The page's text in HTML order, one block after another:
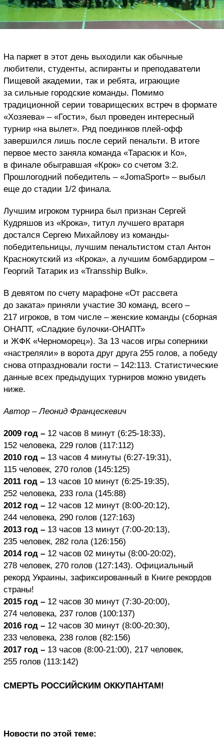
На паркет в этот день выходили как обычные
любители, студенты, аспиранты и преподаватели
Пищевой академии, так и ребята, играющие
за сильные городские команды. Помимо
традиционной серии товарищеских встреч в формате
«Хозяева» – «Гости», был проведен интересный
турнир «на вылет». Ряд поединков плей-офф
завершился лишь после серий пенальти. В итоге
первое место заняла команда «Тарасюк и Ко»,
в финале обыгравшая «Крок» со счетом 3:2.
Прошлогодний победитель – «JomaSport» – выбыл
еще до стадии 1/2 финала.
Лучшим игроком турнира был признан Сергей
Кудряшов из «Крока», титул лучшего вратаря
достался Сергею Михайлову из команды-
победительницы, лучшим пенальтистом стал Антон
Краснокутский из «Крока», а лучшим бомбардиром –
Георгий Татарик из «Transship Bulk».
В девятом по счету марафоне «От рассвета
до заката» приняли участие 30 команд, всего –
217 игроков, в том числе – женские команды (сборная
ОНАПТ, «Сладкие булочки-ОНАПТ»
и ЖФК «Черноморец»). За 13 часов игры соперники
«настреляли» в ворота друг друга 255 голов, а победу
снова отпраздновали гости – 142:113. Статистические
данные всех предыдущих турниров можно увидеть
ниже.
Автор – Леонид Францескевич
2009 год – 12 часов 8 минут (6:25-18:33),
152 человека, 229 голов (117:112)
2010 год – 13 часов 4 минуты (6:27-19:31),
115 человек, 270 голов (145:125)
2011 год – 13 часов 10 минут (6:25-19:35),
252 человека, 233 гола (145:88)
2012 год – 12 часов 12 минут (8:00-20:12),
244 человека, 290 голов (127:163)
2013 год – 13 часов 13 минут (7:00-20:13),
235 человек, 282 гола (126:156)
2014 год – 12 часов 02 минуты (8:00-20:02),
278 человек, 270 голов (127:143). Официальный
рекорд Украины, зафиксированный в Книге рекордов
страны!
2015 год – 12 часов 30 минут (7:30-20:00),
274 человека, 237 голов (100:137)
2016 год – 12 часов 30 минут (8:00-20:30),
233 человека, 238 голов (82:156)
2017 год – 13 часов (8:00-21:00), 217 человек,
255 голов (113:142)
СМЕРТЬ РОССИЙСКИМ ОККУПАНТАМ!
Новости по этой теме: